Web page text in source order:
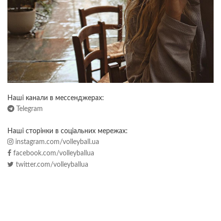
Наші канали в мессенджерах:
Telegram
Наші сторінки в соціальних мережах:
instagram.com/volleyball.ua
facebook.com/volleyballua
twitter.com/volleyballua